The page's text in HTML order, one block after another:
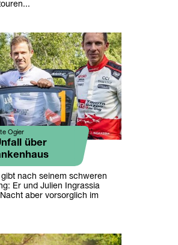
Ogier
über
nach seinem schweren
Er und Julien Ingrassia
aber vorsorglich im